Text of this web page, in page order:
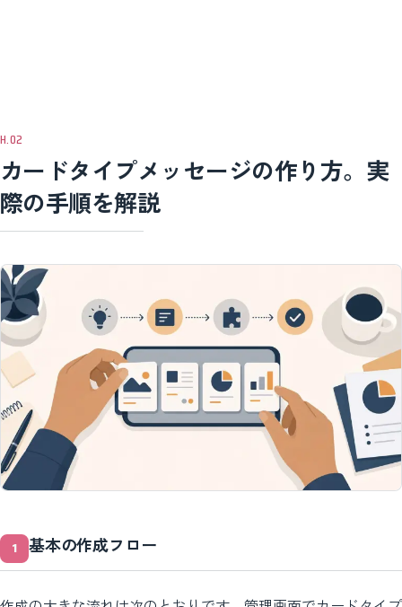
カードタイプメッセージの作り方。実
際の手順を解説
基本の作成フロー